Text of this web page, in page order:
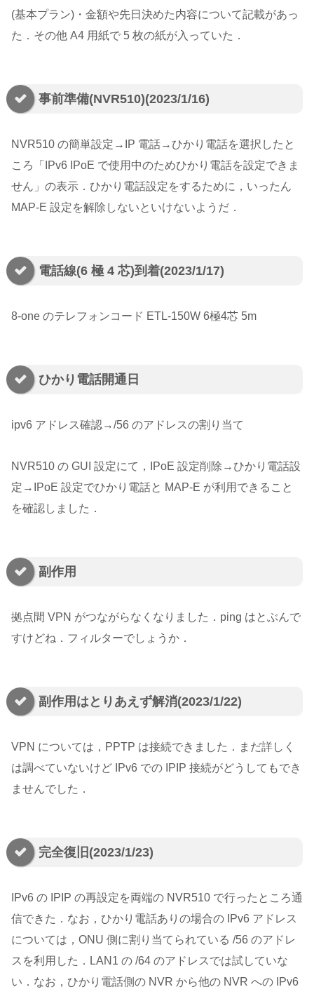
(基本プラン)・金額や先日決めた内容について記載があっ
た．その他 A4 用紙で 5 枚の紙が入っていた．
事前準備(NVR510)(2023/1/16)
NVR510 の簡単設定→IP 電話→ひかり電話を選択したと
ころ「IPv6 IPoE で使用中のためひかり電話を設定できま
せん」の表示．ひかり電話設定をするために，いったん
MAP-E 設定を解除しないといけないようだ．
電話線(6 極 4 芯)到着(2023/1/17)
8-one のテレフォンコード ETL-150W 6極4芯 5m
ひかり電話開通日
ipv6 アドレス確認→/56 のアドレスの割り当て
NVR510 の GUI 設定にて，IPoE 設定削除→ひかり電話設
定→IPoE 設定でひかり電話と MAP-E が利用できること
を確認しました．
副作用
拠点間 VPN がつながらなくなりました．ping はとぶんで
すけどね．フィルターでしょうか．
副作用はとりあえず解消(2023/1/22)
VPN については，PPTP は接続できました．まだ詳しく
は調べていないけど IPv6 での IPIP 接続がどうしてもでき
ませんでした．
完全復旧(2023/1/23)
IPv6 の IPIP の再設定を両端の NVR510 で行ったところ通
信できた．なお，ひかり電話ありの場合の IPv6 アドレス
については，ONU 側に割り当てられている /56 のアドレ
スを利用した．LAN1 の /64 のアドレスでは試していな
い．なお，ひかり電話側の NVR から他の NVR への IPv6